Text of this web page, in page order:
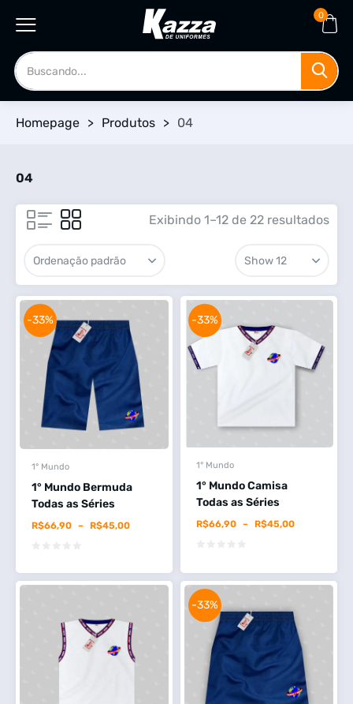
0
Homepage > Produtos > 04
04
Exibindo 1–12 de 22 resultados
1° Mundo
1° Mundo Bermuda
Todas as Séries
R$45,00
–
R$66,90
-33%
1° Mundo
1° Mundo Camisa
Todas as Séries
R$45,00
–
R$66,90
-33%
-33%